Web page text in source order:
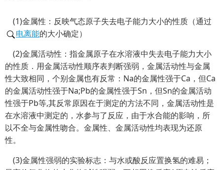
(1)金属性：反映气态原子失去电子能力大小的性质（通过
电离能的大小确定）
(2)金属活动性：指金属原子在水溶液中失去电子能力大小
的性质．用金属活动性顺序表判断强弱，金属活动性与金属
性大致相同，个别金属也有反常：Na的金属性强于Ca，但Ca
的金属活动性强于Na;Pb的金属性强于Sn，但Sn的金属活动
性强于Pb等,其反常原因在于测定的方法不同，金属活动性是
在水溶液中测定的，水参与了反应，由于水合能的影响，所
以不全与金属性吻合。金属性、金属活动性均表现为还原
性。
(3)金属性强弱的实验标志：与水或酸反应置换氢的难易；